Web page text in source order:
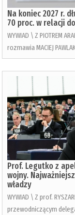
Na koniec 2027 r.
70 proc. w relacji
WYWIAD \ Z PIOTREM
rozmawia MACIEJ
Prof. Legutko z
wojny.
władzy
WYWIAD \ Z prof.
przewodniczącym